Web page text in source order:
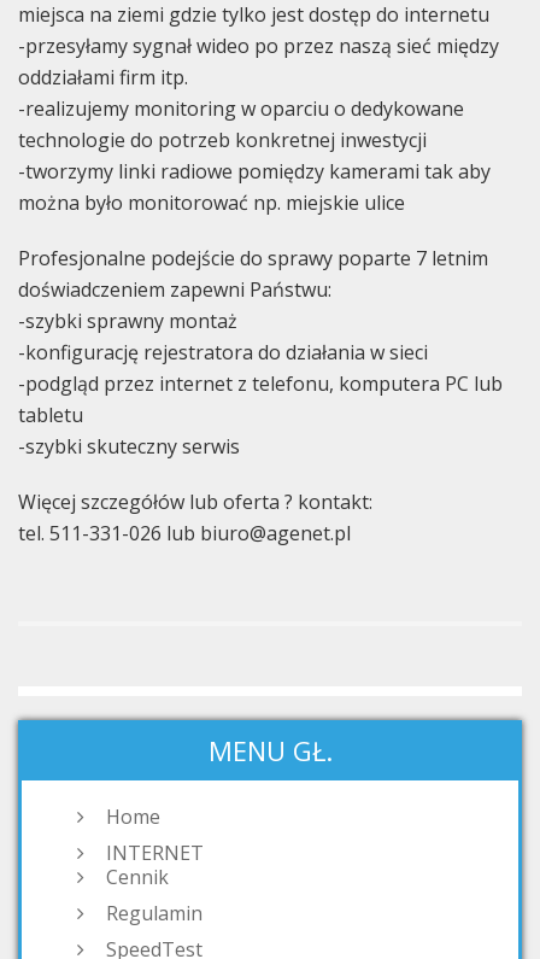
miejsca na ziemi gdzie tylko jest dostęp do internetu
-przesyłamy sygnał wideo po przez naszą sieć między
oddziałami firm itp.
-realizujemy monitoring w oparciu o dedykowane
technologie do potrzeb konkretnej inwestycji
-tworzymy linki radiowe pomiędzy kamerami tak aby
można było monitorować np. miejskie ulice
Profesjonalne podejście do sprawy poparte 7 letnim
doświadczeniem zapewni Państwu:
-szybki sprawny montaż
-konfigurację rejestratora do działania w sieci
-podgląd przez internet z telefonu, komputera PC lub
tabletu
-szybki skuteczny serwis
Więcej szczegółów lub oferta ? kontakt:
tel. 511-331-026 lub biuro@agenet.pl
MENU GŁ.
Home
INTERNET
Cennik
Regulamin
SpeedTest